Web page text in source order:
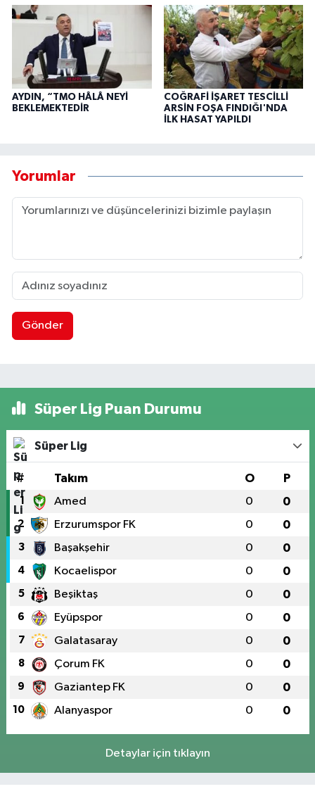
AYDIN, “TMO HÂLÂ NEYİ
BEKLEMEKTEDİR
COĞRAFİ İŞARET TESCİLLİ
ARSİN FOŞA FINDIĞI'NDA
İLK HASAT YAPILDI
Yorumlar
Gönder
Süper Lig Puan Durumu
Süper Lig
# Takım O P
1 Amed 0 0
2 Erzurumspor FK 0 0
3 Başakşehir 0 0
4 Kocaelispor 0 0
5 Beşiktaş 0 0
6 Eyüpspor 0 0
7 Galatasaray 0 0
8 Çorum FK 0 0
9 Gaziantep FK 0 0
10 Alanyaspor 0 0
Detaylar için tıklayın